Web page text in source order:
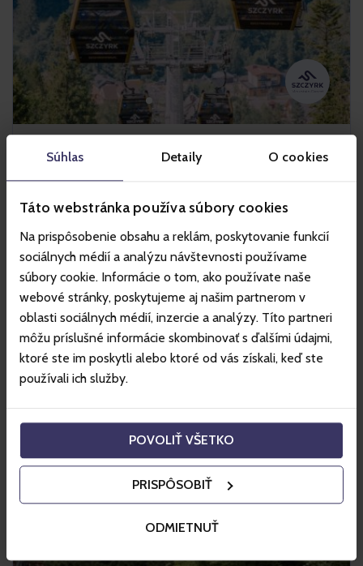
Súhlas Detaily O cookies
Táto webstránka používa súbory cookies
Na prispôsobenie obsahu a reklám, poskytovanie funkcií
sociálnych médií a analýzu návštevnosti používame
súbory cookie. Informácie o tom, ako používate naše
webové stránky, poskytujeme aj našim partnerom v
oblasti sociálnych médií, inzercie a analýzy. Títo partneri
môžu príslušné informácie skombinovať s ďalšími údajmi,
ktoré ste im poskytli alebo ktoré od vás získali, keď ste
používali ich služby.
POVOLIŤ VŠETKO
PRISPÔSOBIŤ
ODMIETNUŤ
Szczyrk
cyklistických stredísk v Poľsku. Letná ponuka strediska
zahŕňa Szczyrk Bike Park by Trek s enduro traťami a je
ideálnym miestom pre rodinné horské túry a relax. Turistov
a cyklistov prepravujú pohodlné vleky: 10-miestna
kabínková lanovka a vyhliadková sedačková lanovka. V zime
ponúka viac ako 24 kilometrov rozmanitých lyžiarskych tratí
a moderné lanovky pre lyžiarov a snowboardistov.
Nakupovať
Viac info